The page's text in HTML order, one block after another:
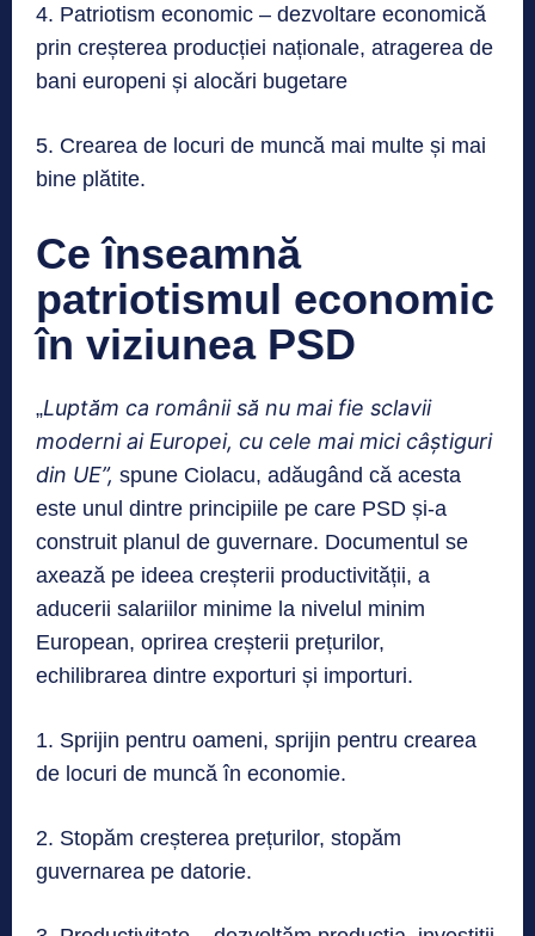
4. Patriotism economic – dezvoltare economică
prin creșterea producției naționale, atragerea de
bani europeni și alocări bugetare
5. Crearea de locuri de muncă mai multe și mai
bine plătite.
Ce înseamnă
patriotismul economic
în viziunea PSD
„Luptăm ca românii să nu mai fie sclavii
moderni ai Europei, cu cele mai mici câștiguri
din UE”, spune Ciolacu, adăugând că acesta
este unul dintre principiile pe care PSD și-a
construit planul de guvernare. Documentul se
axează pe ideea creșterii productivității, a
aducerii salariilor minime la nivelul minim
European, oprirea creșterii prețurilor,
echilibrarea dintre exporturi și importuri.
1. Sprijin pentru oameni, sprijin pentru crearea
de locuri de muncă în economie.
2. Stopăm creșterea prețurilor, stopăm
guvernarea pe datorie.